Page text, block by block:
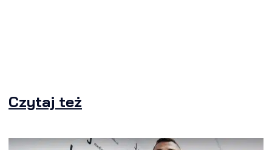
Czytaj też